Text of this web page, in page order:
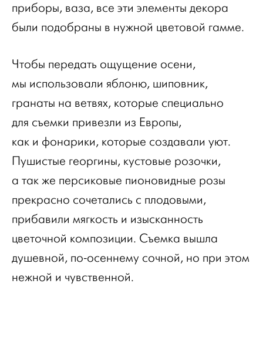
приборы, ваза, все эти элементы декора
были подобраны в нужной цветовой гамме.
Чтобы передать ощущение осени,
мы использовали яблоню, шиповник,
гранаты на ветвях, которые специально
для съемки привезли из Европы,
как и фонарики, которые создавали уют.
Пушистые георгины, кустовые розочки,
а так же персиковые пионовидные розы
прекрасно сочетались с плодовыми,
прибавили мягкость и изысканность
цветочной композиции. Съемка вышла
душевной, по-осеннему сочной, но при этом
нежной и чувственной.